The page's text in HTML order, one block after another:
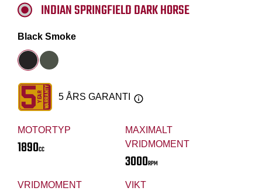
MOTORTYP
1890CC
MAXIMALT
VRIDMOMENT
3000RPM
VRIDMOMENT VIKT
INDIAN SPRINGFIELD DARK HORSE
Black Smoke
5 ÅRS GARANTI